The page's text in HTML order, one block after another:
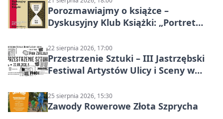
Porozmawiajmy o książce –
Dyskusyjny Klub Książki: „Portret
22 sierpnia 2026, 17:00
Przestrzenie Sztuki – III Jastrzębski
Festiwal Artystów Ulicy i Sceny w
25 sierpnia 2026, 15:30
Zawody Rowerowe Złota Szprycha